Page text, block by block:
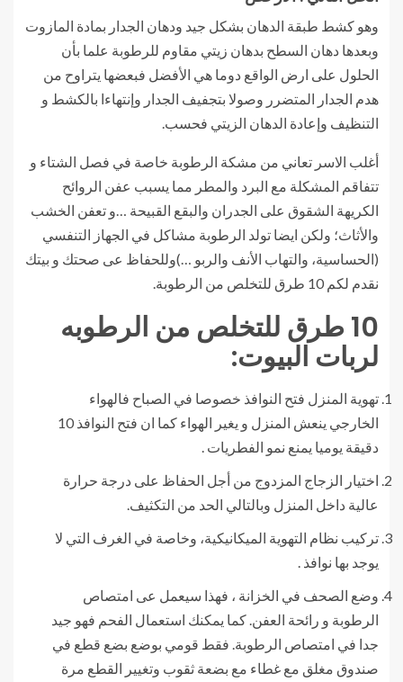
وهو كشط طبقة الدهان بشكل جيد ودهان الجدار بمادة المازوت
وبعدها دهان السطح بدهان زيتي مقاوم للرطوبة علما بأن
الحلول على ارض الواقع دوما هي الأفضل فبعضها يتراوح من
هدم الجدار المتضرر وصولا بتجفيف الجدار وإنتهاءا بالكشط و
التنظيف وإعادة الدهان الزيتي فحسب.
أغلب الاسر تعاني من مشكة الرطوبة خاصة في فصل الشتاء و
تتفاقم المشكلة مع البرد والمطر مما يسبب عفن الروائح
الكريهة الشقوق على الجدران والبقع القبيحة …و تعفن الخشب
والأثاث؛ ولكن ايضا تولد الرطوبة مشاكل في الجهاز التنفسي
(الحساسية، والتهاب الأنف والربو …)وللحفاظ عى صحتك و بيتك
نقدم لكم 10 طرق للتخلص من الرطوبة.
10 طرق للتخلص من الرطوبه
لربات البيوت:
تهوية المنزل فتح النوافذ خصوصا في الصباح فالهواء
الخارجي ينعش المنزل و يغير الهواء كما ان فتح النوافذ 10
دقيقة يوميا يمنع نمو الفطريات .
اختيار الزجاج المزدوج من أجل الحفاظ على درجة حرارة
عالية داخل المنزل وبالتالي الحد من التكثيف.
تركيب نظام التهوية الميكانيكية، وخاصة في الغرف التي لا
يوجد بها نوافذ .
وضع الصحف في الخزانة ، فهذا سيعمل عى امتصاص
الرطوبة و رائحة العفن. كما يمكنك استعمال الفحم فهو جيد
جدا في امتصاص الرطوبة. فقط قومي بوضع بضع قطع في
صندوق مغلق مع غطاء مع بضعة ثقوب وتغيير القطع مرة